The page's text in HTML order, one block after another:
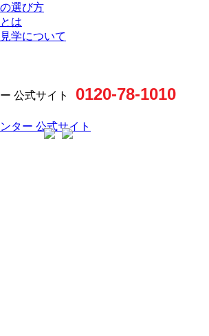
0120-78-1010
選び方
は
学について
ター 公式サイト